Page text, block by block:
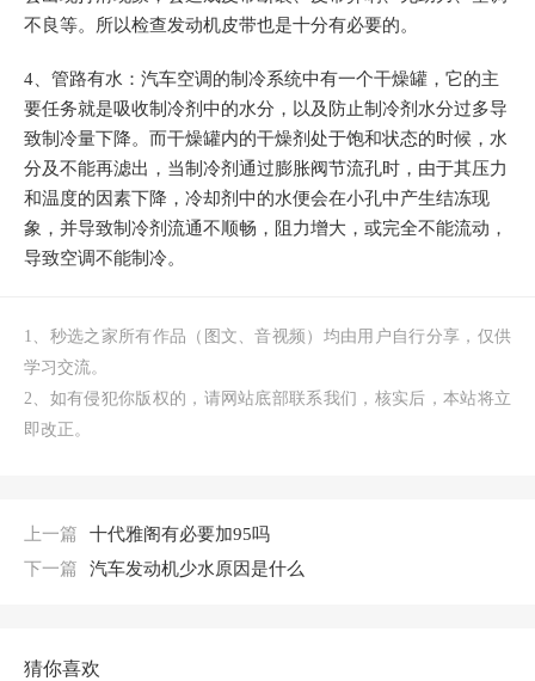
不良等。所以检查发动机皮带也是十分有必要的。
4、管路有水：汽车空调的制冷系统中有一个干燥罐，它的主
要任务就是吸收制冷剂中的水分，以及防止制冷剂水分过多导
致制冷量下降。而干燥罐内的干燥剂处于饱和状态的时候，水
分及不能再滤出，当制冷剂通过膨胀阀节流孔时，由于其压力
和温度的因素下降，冷却剂中的水便会在小孔中产生结冻现
象，并导致制冷剂流通不顺畅，阻力增大，或完全不能流动，
导致空调不能制冷。
1、秒选之家所有作品（图文、音视频）均由用户自行分享，仅供
学习交流。
2、如有侵犯你版权的，请网站底部联系我们，核实后，本站将立
即改正。
上一篇
十代雅阁有必要加95吗
下一篇
汽车发动机少水原因是什么
猜你喜欢